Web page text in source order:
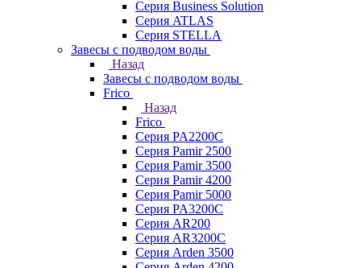
Серия Business Solution
Серия ATLAS
Серия STELLA
Завесы с подводом воды
Назад
Завесы с подводом воды
Frico
Назад
Frico
Серия PA2200C
Серия Pamir 2500
Серия Pamir 3500
Серия Pamir 4200
Серия Pamir 5000
Серия PA3200C
Серия AR200
Серия AR3200C
Серия Arden 3500